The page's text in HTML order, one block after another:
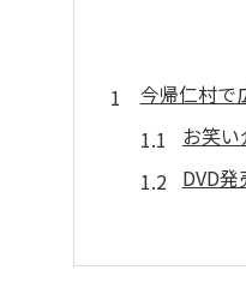
今帰仁村で
お笑
DVD
講師
笑える